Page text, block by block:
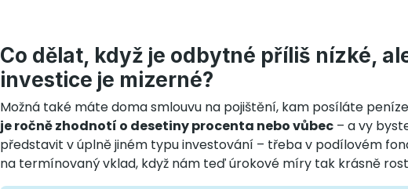
Co dělat, když je odbytné příliš nízké,
investice je mizerné?
Možná také máte doma smlouvu na pojištění, kam posíláte
je ročně zhodnotí o desetiny procenta nebo vůbec – a vy
představit v úplně jiném typu investování – třeba v podílovém
na termínovaný vklad, když nám teď úrokové míry tak krásně